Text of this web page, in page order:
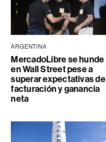
ARGENTINA
MercadoLibre se hunde
en Wall Street pese a
superar expectativas de
facturación y ganancia
neta